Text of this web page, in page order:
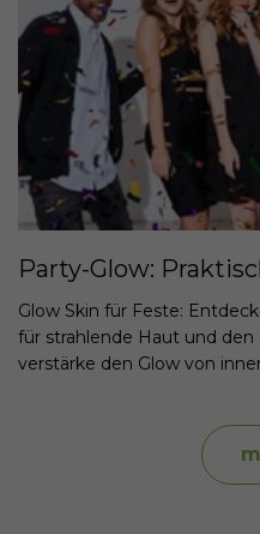
Glow Skin für Feste:
für strahlende Haut und den
verstärke den Glow von